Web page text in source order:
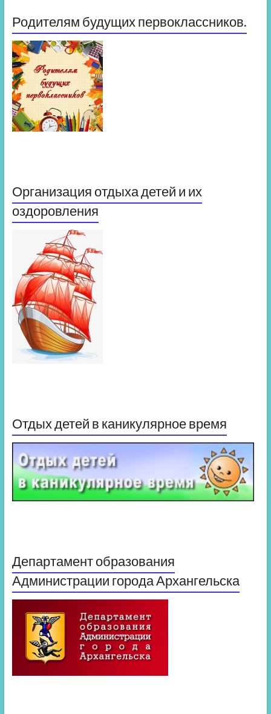
Родителям будущих первоклассников.
Организация отдыха детей и их
оздоровления
Отдых детей в каникулярное время
Департамент образования
Администрации города Архангельска